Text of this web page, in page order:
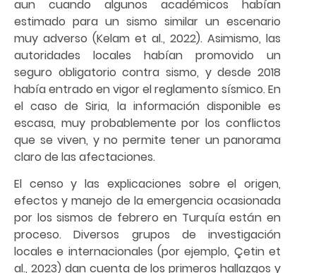
aun cuando algunos académicos habían
estimado para un sismo similar un escenario
muy adverso (Kelam et al., 2022). Asimismo, las
autoridades locales habían promovido un
seguro obligatorio contra sismo, y desde 2018
había entrado en vigor el reglamento sísmico. En
el caso de Siria, la información disponible es
escasa, muy probablemente por los conflictos
que se viven, y no permite tener un panorama
claro de las afectaciones.
El censo y las explicaciones sobre el origen,
efectos y manejo de la emergencia ocasionada
por los sismos de febrero en Turquía están en
proceso. Diversos grupos de investigación
locales e internacionales (por ejemplo, Çetin et
al., 2023) dan cuenta de los primeros hallazgos y